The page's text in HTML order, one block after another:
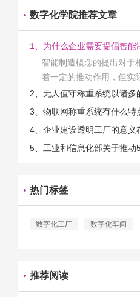
数字化学院推荐文章
1、为什么企业需要提倡智能
智能制造概念的提出对于
着一定的推动作用，但实
中，能够推动相关产业发
的。那么为什么企业一定
2、无人值守称重系统以诸多
3、物联网称重系统有什么特
4、企业建设透明工厂的意义
5、工业和信息化部关于推动
热门标签
数字化工厂 数字化车间
推荐阅读